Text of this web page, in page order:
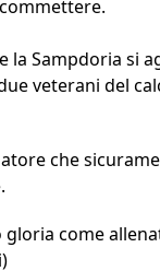
la Sampdoria si
veterani del
che
come